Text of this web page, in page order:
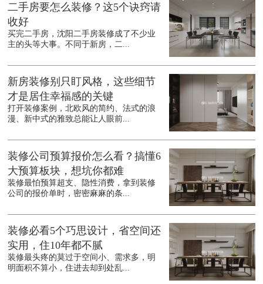
二手房要怎么装修？这5个诀窍请
收好
买完二手房，沈阳二手房装修成了不少业
主的头等大事。不同于新房，二...
新房装修别只盯风格，这些细节
才是居住幸福感的关键
打开装修案例，北欧风的简约、法式的浪
漫、新中式的雅致总能让人眼前...
装修公司预算报价怎么看？搞懂6
大预算板块，想坑你都难
装修最怕预算超支、隐性消费，拿到装修
公司的报价单时，密密麻麻的条...
装修必看5个巧思设计，省空间还
实用，住10年都不腻
装修最头疼的莫过于空间小、需求多，明
明面积不算小，住进去却到处乱...